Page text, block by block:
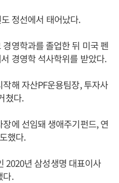
정선에서 태어났다.
영학과를 졸업한 뒤 미국 펜
경영학 석사학위를 받았다.
해 자산PF운용팀장, 투자사
쳤다.
에 선임돼 생애주기펀드, 연
했다.
2020년 삼성생명 대표이사
다.